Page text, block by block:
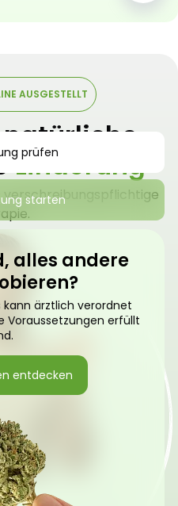
AUSGESTELLT
natürliche
Linderung
verschreibungspflichtige
prüfen
starten
alles andere
kann ärztlich verordnet
Voraussetzungen erfüllt
entdecken